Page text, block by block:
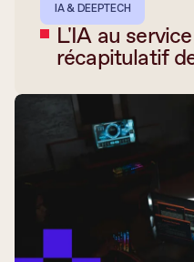
IA & DEEPTECH
L'IA au
récapitulatif